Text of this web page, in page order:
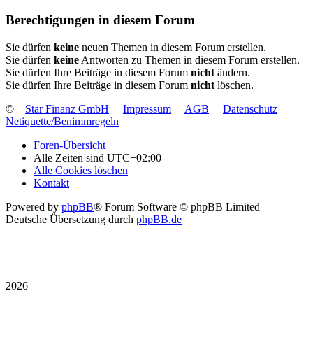
Berechtigungen in diesem Forum
Sie dürfen keine neuen Themen in diesem Forum erstellen.
Sie dürfen keine Antworten zu Themen in diesem Forum erstellen.
Sie dürfen Ihre Beiträge in diesem Forum nicht ändern.
Sie dürfen Ihre Beiträge in diesem Forum nicht löschen.
©
Star Finanz GmbH Impressum AGB
Datenschutz
Netiquette/Benimmregeln
Foren-Übersicht
Alle Zeiten sind UTC+02:00
Alle Cookies löschen
Kontakt
Powered by phpBB® Forum Software © phpBB Limited
Deutsche Übersetzung durch phpBB.de
2026